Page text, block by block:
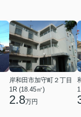
岸和田市加守町２丁目
1R (18.45㎡)
2.8万円